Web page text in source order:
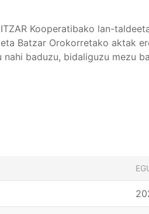
Kooperatibako lan-
Batzar Orokorretako aktak
baduzu, bidaliguzu mezu